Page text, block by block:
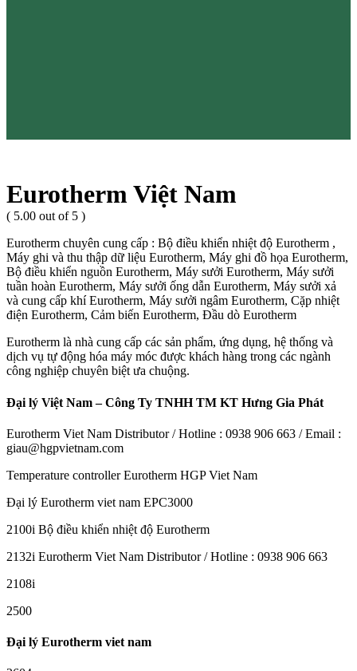
Eurotherm Việt Nam
( 5.00 out of 5 )
Eurotherm chuyên cung cấp : Bộ điều khiển nhiệt độ Eurotherm ,
Máy ghi và thu thập dữ liệu Eurotherm, Máy ghi đồ họa Eurotherm,
Bộ điều khiển nguồn Eurotherm, Máy sưởi Eurotherm, Máy sưởi
tuần hoàn Eurotherm, Máy sưởi ống dẫn Eurotherm, Máy sưởi xả
và cung cấp khí Eurotherm, Máy sưởi ngâm Eurotherm, Cặp nhiệt
điện Eurotherm, Cảm biến Eurotherm, Đầu dò Eurotherm
Eurotherm là nhà cung cấp các sản phẩm, ứng dụng, hệ thống và
dịch vụ tự động hóa máy móc được khách hàng trong các ngành
công nghiệp chuyên biệt ưa chuộng.
Đại lý Việt Nam – Công Ty TNHH TM KT Hưng Gia Phát
Eurotherm Viet Nam Distributor / Hotline : 0938 906 663 / Email :
giau@hgpvietnam.com
Temperature controller Eurotherm HGP Viet Nam
Đại lý Eurotherm viet nam EPC3000
2100i Bộ điều khiển nhiệt độ Eurotherm
2132i Eurotherm Viet Nam Distributor / Hotline : 0938 906 663
2108i
2500
Đại lý Eurotherm viet nam